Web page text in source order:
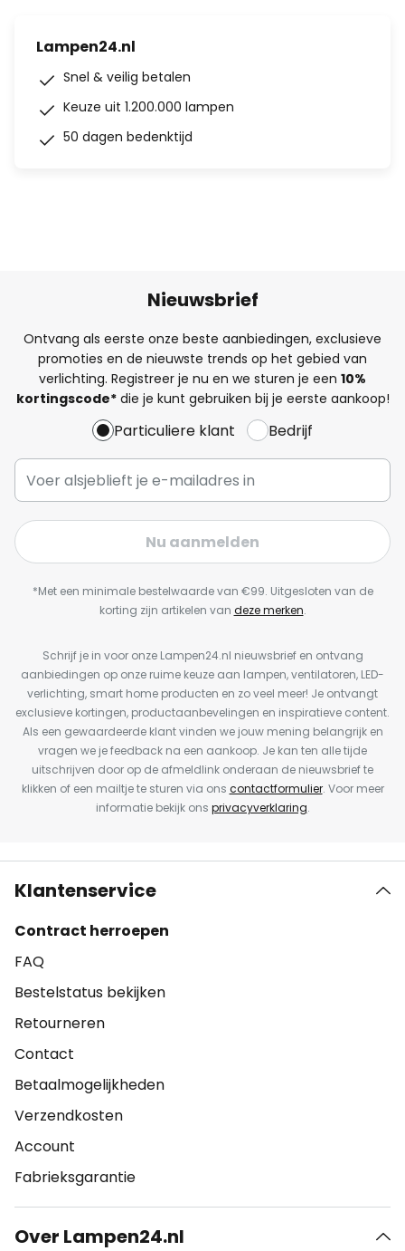
Lampen24.nl
Snel & veilig betalen
Keuze uit 1.200.000 lampen
50 dagen bedenktijd
Nieuwsbrief
Ontvang als eerste onze beste aanbiedingen, exclusieve
promoties en de nieuwste trends op het gebied van
verlichting. Registreer je nu en we sturen je een 10%
kortingscode*die je kunt gebruiken bij je eerste aankoop!
Particuliere klant Bedrijf
Nu aanmelden
*Met een minimale bestelwaarde van €99. Uitgesloten van de
korting zijn artikelen van deze merken.
Schrijf je in voor onze Lampen24.nl nieuwsbrief en ontvang
aanbiedingen op onze ruime keuze aan lampen, ventilatoren, LED-
verlichting, smart home producten en zo veel meer! Je ontvangt
exclusieve kortingen, productaanbevelingen en inspiratieve content.
Als een gewaardeerde klant vinden we jouw mening belangrijk en
vragen we je feedback na een aankoop. Je kan ten alle tijde
uitschrijven door op de afmeldlink onderaan de nieuwsbrief te
klikken of een mailtje te sturen via ons contactformulier. Voor meer
informatie bekijk ons privacyverklaring.
Klantenservice
Contract herroepen
FAQ
Bestelstatus bekijken
Retourneren
Contact
Betaalmogelijkheden
Verzendkosten
Account
Fabrieksgarantie
Over Lampen24.nl